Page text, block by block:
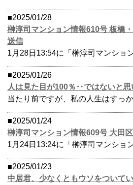
■2025/01/28
榊淳司マンション情報610号 板橋
送信
1月28日13:54に「榊淳司マンショ
■2025/01/26
人は見た目が100％‥ではないと思
当たり前ですが、私の人生はすっ
■2025/01/24
榊淳司マンション情報609号 大田
1月24日13:24に「榊淳司マンショ
■2025/01/23
中居君、少なくともウソをついて